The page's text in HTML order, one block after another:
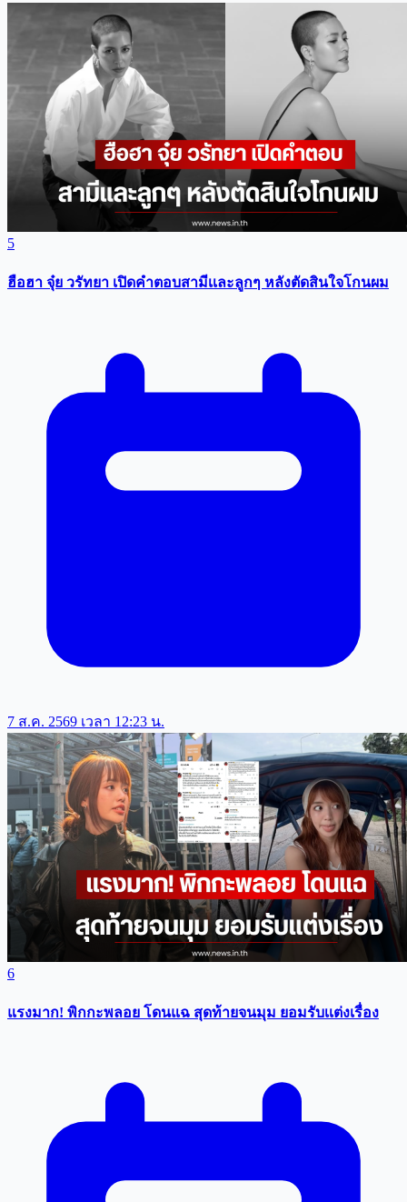
5
ฮือฮา จุ๋ย วรัทยา เปิดคำตอบสามีเเละลูกๆ หลังตัดสินใจโกนผม
7 ส.ค. 2569 เวลา 12:23 น.
6
แรงมาก! พิกกะพลอย โดนแฉ สุดท้ายจนมุม ยอมรับเเต่งเรื่อง